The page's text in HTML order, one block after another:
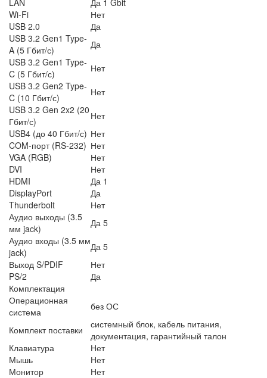
Wi-Fi
Нет
USB 2.0
Да
USB 3.2 Gen1 Type-
A (5 Гбит/с)
Да
USB 3.2 Gen1 Type-
C (5 Гбит/с)
Нет
USB 3.2 Gen2 Type-
C (10 Гбит/с)
Нет
USB 3.2 Gen 2x2 (20
Гбит/с)
Нет
USB4 (до 40 Гбит/с) Нет
COM-порт (RS-232) Нет
VGA (RGB)
Нет
DVI
Нет
HDMI
Да 1
DisplayPort
Да
Thunderbolt
Нет
Аудио выходы (3.5
мм jack)
Да 5
Аудио входы (3.5 мм
jack)
Да 5
Выход S/PDIF
Нет
PS/2
Да
Комплектация
Операционная
система
без ОС
Комплект поставки
системный блок, кабель питания,
документация, гарантийный талон
Клавиатура
Нет
Мышь
Нет
Монитор
Нет